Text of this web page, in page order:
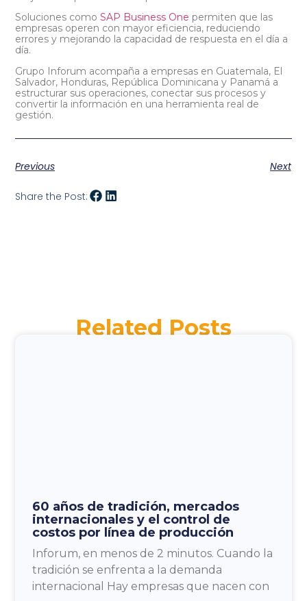
Soluciones comoSAP Business One permiten que las
empresas operen con mayor eficiencia, reduciendo
errores y mejorando la capacidad de respuesta en el día a
día.
Grupo Inforum acompaña a empresas en Guatemala, El
Salvador, Honduras, República Dominicana y Panamá a
estructurar sus operaciones, conectar sus procesos y
convertir la información en una herramienta real de
gestión.
Previous Next
Share the Post:
Related Posts
60 años de tradición, mercados
internacionales y el control de
costos por línea de producción
Inforum, en menos de 2 minutos. Cuando la
tradición se enfrenta a la demanda
internacional Hay empresas que nacen con